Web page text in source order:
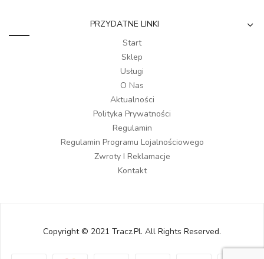
PRZYDATNE LINKI
Start
Sklep
Usługi
O Nas
Aktualności
Polityka Prywatności
Regulamin
Regulamin Programu Lojalnościowego
Zwroty I Reklamacje
Kontakt
Copyright © 2021 Tracz.pl. All Rights Reserved.